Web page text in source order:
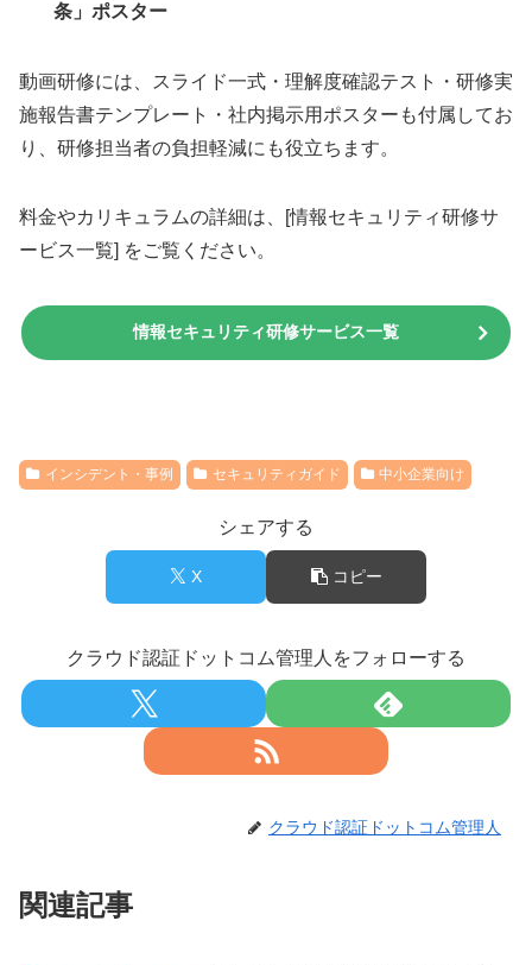
条」ポスター
動画研修には、スライド一式・理解度確認テスト・研修実
施報告書テンプレート・社内掲示用ポスターも付属してお
り、研修担当者の負担軽減にも役立ちます。
料金やカリキュラムの詳細は、[情報セキュリティ研修サ
ービス一覧] をご覧ください。
情報セキュリティ研修サービス一覧
インシデント・事例 セキュリティガイド 中小企業向け
シェアする
X コピー
クラウド認証ドットコム管理人をフォローする
クラウド認証ドットコム管理人
関連記事